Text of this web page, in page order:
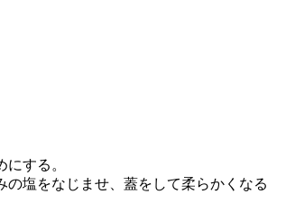
する。
塩をなじませ、蓋をして柔らかくなる